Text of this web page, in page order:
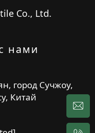
Co., Ltd.
нами
город Сучжоу,
Китай